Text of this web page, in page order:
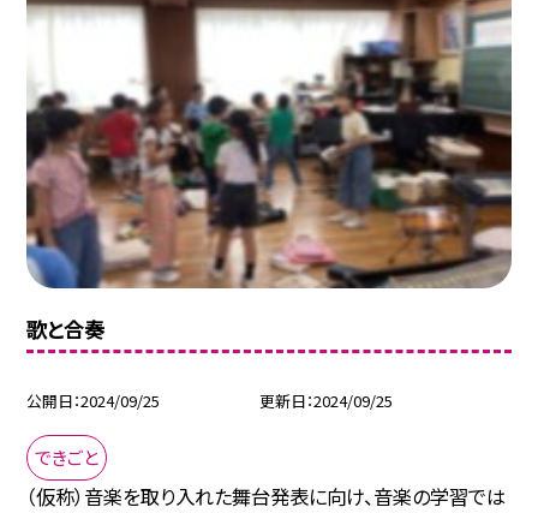
歌と合奏
公開日 2024/09/25 更新日 2024/09/25
できごと
（仮称）音楽を取り入れた舞台発表に向け、音楽の学習では